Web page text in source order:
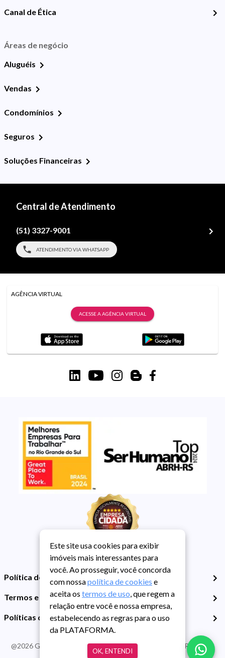
Canal de Ética
Áreas de negócio
Aluguéis
Vendas
Condomínios
Seguros
Soluções Financeiras
Central de Atendimento
(51) 3327-9001
ATENDIMENTO VIA WHATSAPP
AGÊNCIA VIRTUAL
ACESSE A AGÊNCIA VIRTUAL
Política de Privacidade
Termos e Condições de Uso
Políticas de Cookies
@2026Guarida Imóvel. Todos os direitos reservados. CRECI RS -
413J | CNPJ Guarida: 89.398.606/0001-30
Este site usa cookies para exibir
imóveis mais interessantes para
você. Ao prosseguir, você concorda
com nossapolítica de cookies e
aceita os termos de uso, que regem a
relação entre você e nossa empresa,
estabelecendo as regras para o uso
da PLATAFORMA.
OK, ENTENDI